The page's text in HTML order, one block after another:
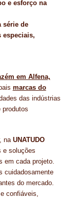
e esforço na
série de
especiais,
em Alfena,
marcas do
das indústrias
produtos
na UNATUDO
e soluções
em cada projeto.
cuidadosamente
do mercado.
confiáveis,